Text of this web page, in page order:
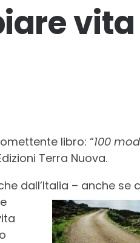
libro: “100
Terra Nuova.
dall’Italia – anche se